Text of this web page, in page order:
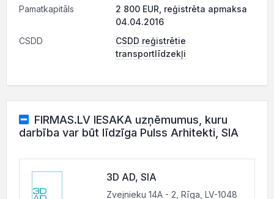
Pamatkapitāls
2 800 EUR, reģistrēta apmaksa
04.04.2016
CSDD
CSDD reģistrētie
transportlīdzekļi
FIRMAS.LV IESAKA uzņēmumus, kuru
darbība var būt līdzīga Pulss Arhitekti, SIA
3D AD, SIA
Zvejnieku 14A - 2, Rīga, LV-1048